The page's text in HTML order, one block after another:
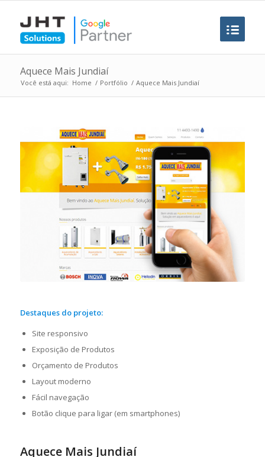
Aquece Mais Jundiaí
Você está aqui: Home / Portfólio / Aquece Mais Jundiaí
Destaques do projeto:
Site responsivo
Exposição de Produtos
Orçamento de Produtos
Layout moderno
Fácil navegação
Botão clique para ligar (em smartphones)
Aquece Mais Jundiaí